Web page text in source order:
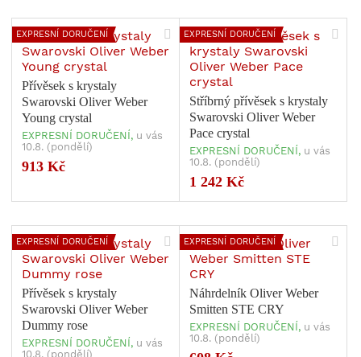
EXPRESNÍ DORUČENÍ
Přívěsek s krystaly
Swarovski Oliver Weber
Young crystal
EXPRESNÍ DORUČENÍ, u vás
10.8. (pondělí)
913 Kč
EXPRESNÍ DORUČENÍ
Stříbrný přívěsek s krystaly
Swarovski Oliver Weber
Pace crystal
EXPRESNÍ DORUČENÍ, u vás
10.8. (pondělí)
1 242 Kč
EXPRESNÍ DORUČENÍ
Přívěsek s krystaly
Swarovski Oliver Weber
Dummy rose
EXPRESNÍ DORUČENÍ, u vás
10.8. (pondělí)
EXPRESNÍ DORUČENÍ
Náhrdelník Oliver Weber
Smitten STE CRY
EXPRESNÍ DORUČENÍ, u vás
10.8. (pondělí)